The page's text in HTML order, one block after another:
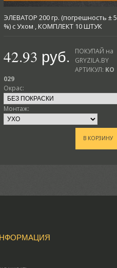
ЭЛЕВАТОР 200 гр. (погрешность ± 5
%) с Ухом , КОМПЛЕКТ 10 ШТУК
42.93 руб.
ПОКУПАЙ на
GRYZILA.BY
АРТИКУЛ: KO
029
Окрас:
Монтаж:
В КОРЗИНУ